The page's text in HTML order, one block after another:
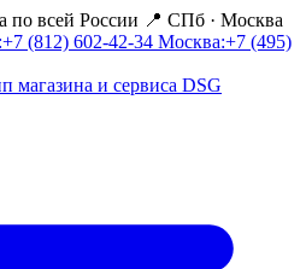
по всей России 📍 СПб · Москва
+7 (812) 602-42-34 Москва:+7 (495)